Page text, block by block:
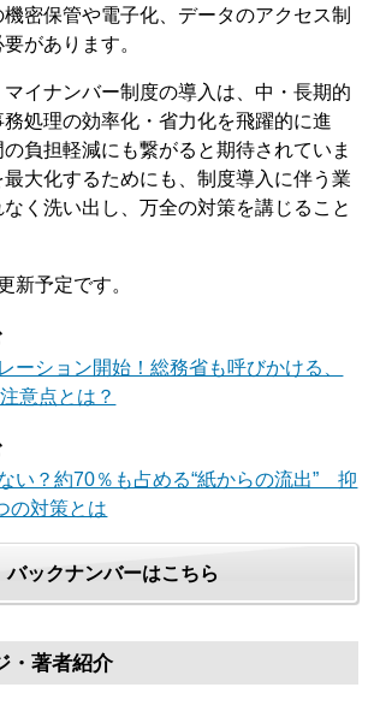
密保管や電子化、データのアクセス制
があります。
イナンバー制度の導入は、中・長期的
処理の効率化・省力化を飛躍的に進
負担軽減にも繋がると期待されていま
大化するためにも、制度導入に伴う業
く洗い出し、万全の対策を講じること
新予定です。
ーション開始！総務省も呼びかける、
意点とは？
い？約70％も占める“紙からの流出” 抑
の対策とは
バックナンバーはこちら
・著者紹介